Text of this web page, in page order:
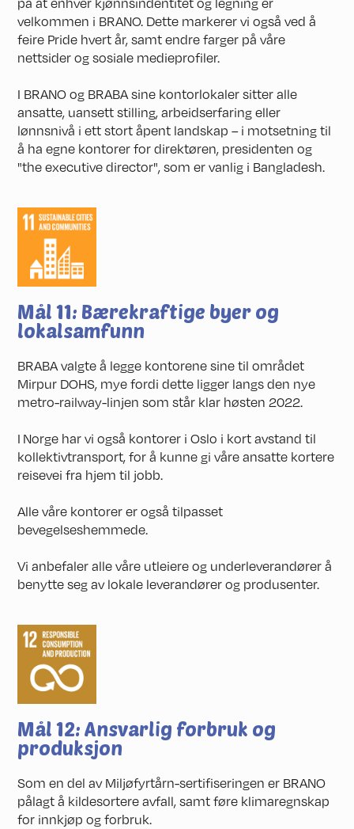
velkommen i BRANO. Dette markerer vi også ved å
feire Pride hvert år, samt endre farger på våre
nettsider og sosiale medieprofiler.
I BRANO og BRABA sine kontorlokaler sitter alle
ansatte, uansett stilling, arbeidserfaring eller
lønnsnivå i ett stort åpent landskap – i motsetning til
å ha egne kontorer for direktøren, presidenten og
"the executive director", som er vanlig i Bangladesh.
Mål 11: Bærekraftige byer og
lokalsamfunn
BRABA valgte å legge kontorene sine til området
Mirpur DOHS, mye fordi dette ligger langs den nye
metro-railway-linjen som står klar høsten 2022.
I Norge har vi også kontorer i Oslo i kort avstand til
kollektivtransport, for å kunne gi våre ansatte kortere
reisevei fra hjem til jobb.
Alle våre kontorer er også tilpasset
bevegelseshemmede.
Vi anbefaler alle våre utleiere og underleverandører å
benytte seg av lokale leverandører og produsenter.
Mål 12: Ansvarlig forbruk og
produksjon
Som en del av Miljøfyrtårn-sertifiseringen er BRANO
pålagt å kildesortere avfall, samt føre klimaregnskap
for innkjøp og forbruk.